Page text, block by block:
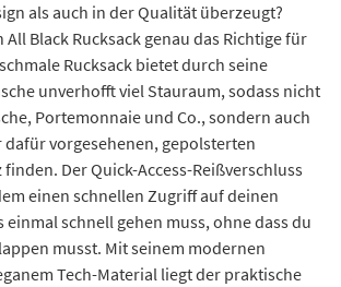
als auch in der Qualität überzeugt?
All Black Rucksack genau das Richtige für
Rucksack bietet durch seine
unverhofft viel Stauraum, sodass nicht
Portemonnaie und Co., sondern auch
vorgesehenen, gepolsterten
Der Quick-Access-Reißverschluss
einen schnellen Zugriff auf deinen
einmal schnell gehen muss, ohne dass du
musst. Mit seinem modernen
Tech-Material liegt der praktische